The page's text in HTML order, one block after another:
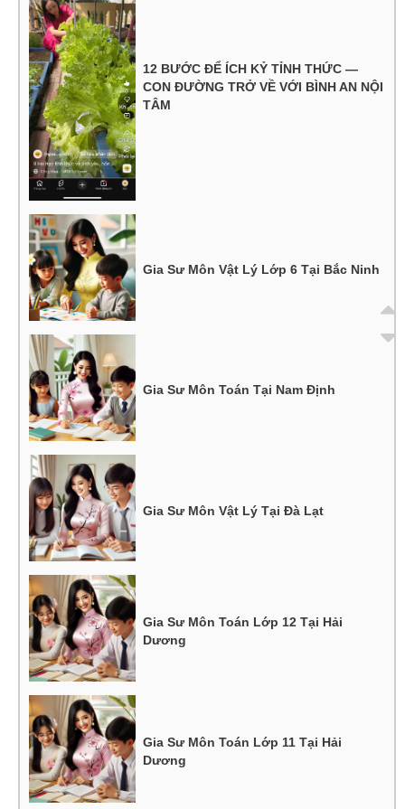
12 BƯỚC ĐỂ ÍCH KỶ TỈNH THỨC —
CON ĐƯỜNG TRỞ VỀ VỚI BÌNH AN NỘI
TÂM
Gia Sư Môn Vật Lý Lớp 6 Tại Bắc Ninh
Gia Sư Môn Toán Tại Nam Định
Gia Sư Môn Vật Lý Tại Đà Lạt
Gia Sư Môn Toán Lớp 12 Tại Hải
Dương
Gia Sư Môn Toán Lớp 11 Tại Hải
Dương